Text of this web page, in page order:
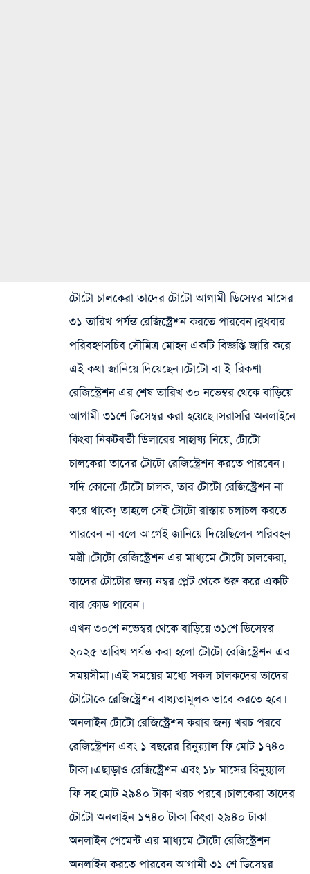
টোটো চালকেরা তাদের টোটো আগামী ডিসেম্বর মাসের
৩১ তারিখ পর্যন্ত রেজিস্ট্রেশন করতে পারবেন। বুধবার
পরিবহণসচিব সৌমিত্র মোহন একটি বিজ্ঞপ্তি জারি করে
এই কথা জানিয়ে দিয়েছেন। টোটো বা ই-রিকশা
রেজিস্ট্রেশন এর শেষ তারিখ ৩০ নভেম্বর থেকে বাড়িয়ে
আগামী ৩১শে ডিসেম্বর করা হয়েছে। সরাসরি অনলাইনে
কিংবা নিকটবর্তী ডিলারের সাহায্য নিয়ে, টোটো
চালকেরা তাদের টোটো রেজিস্ট্রেশন করতে পারবেন।
যদি কোনো টোটো চালক, তার টোটো রেজিস্ট্রেশন না
করে থাকে! তাহলে সেই টোটো রাস্তায় চলাচল করতে
পারবেন না বলে আগেই জানিয়ে দিয়েছিলেন পরিবহন
মন্ত্রী। টোটো রেজিস্ট্রেশন এর মাধ্যমে টোটো চালকেরা,
তাদের টোটোর জন্য নম্বর প্লেট থেকে শুরু করে একটি
বার কোড পাবেন।
এখন ৩০শে নভেম্বর থেকে বাড়িয়ে ৩১শে ডিসেম্বর
২০২৫ তারিখ পর্যন্ত করা হলো টোটো রেজিস্ট্রেশন এর
সময়সীমা। এই সময়ের মধ্যে সকল চালকদের তাদের
টোটোকে রেজিস্ট্রেশন বাধ্যতামূলক ভাবে করতে হবে।
অনলাইন টোটো রেজিস্ট্রেশন করার জন্য খরচ পরবে
রেজিস্ট্রেশন এবং ১ বছরের রিনুয়্যাল ফি মোট ১৭৪০
টাকা। এছাড়াও রেজিস্ট্রেশন এবং ১৮ মাসের রিনু্য়্যাল
ফি সহ মোট ২৯৪০ টাকা খরচ পরবে। চালকেরা তাদের
টোটো অনলাইন ১৭৪০ টাকা কিংবা ২৯৪০ টাকা
অনলাইন পেমেন্ট এর মাধ্যমে টোটো রেজিস্ট্রেশন
অনলাইন করতে পারবেন আগামী ৩১ শে ডিসেম্বর